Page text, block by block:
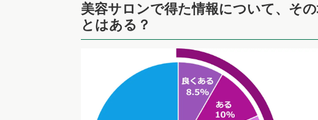
美容サロンで得た情報について、そ
とはある？